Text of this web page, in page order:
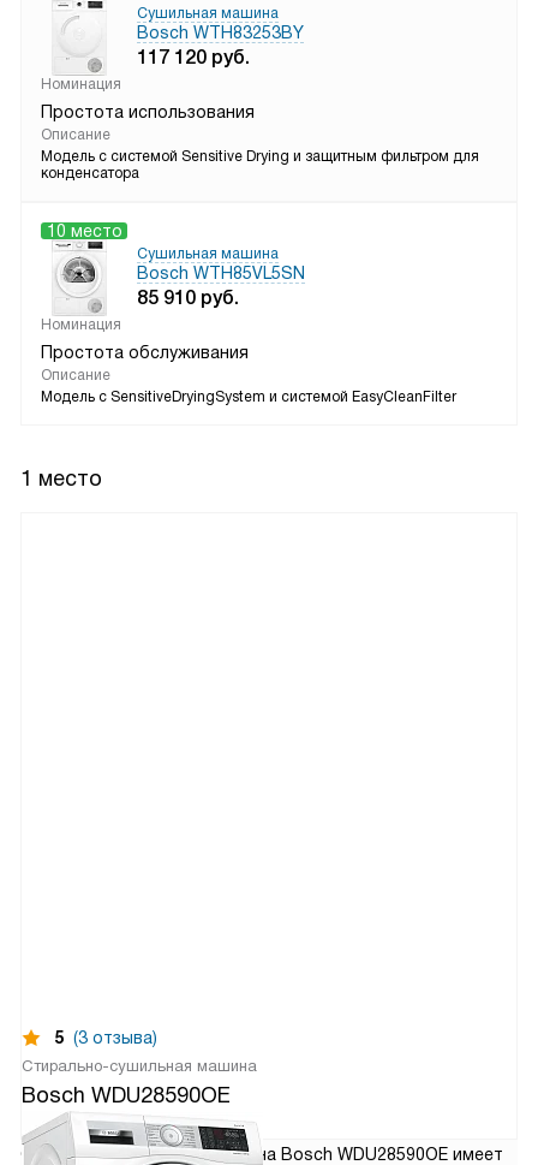
Сушильная машина
Bosch WTH83253BY
117 120 руб.
Номинация
Простота использования
Описание
Модель с системой Sensitive Drying и защитным фильтром для
конденсатора
10 место
Сушильная машина
Bosch WTH85VL5SN
85 910 руб.
Номинация
Простота обслуживания
Описание
Модель с SensitiveDryingSystem и системой EasyCleanFilter
1 место
5 (3 отзыва)
Стирально-сушильная машина
Bosch WDU28590OE
171 110руб.
Стирально-сушильная машина Bosch WDU28590OE имеет